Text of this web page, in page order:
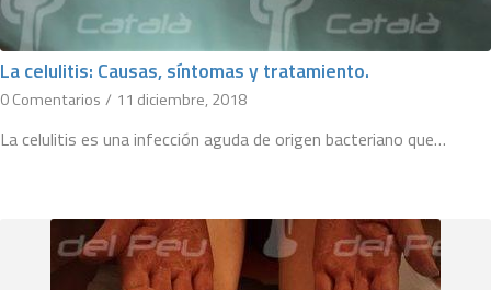
La celulitis: Causas, síntomas y tratamiento.
0 Comentarios / 11 diciembre, 2018
La celulitis es una infección aguda de origen bacteriano que…